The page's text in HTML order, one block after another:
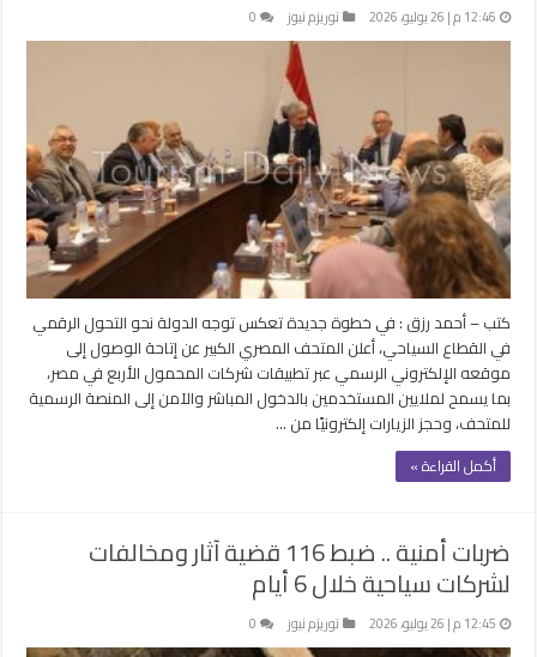
12:46 م | 26 يوليو، 2026 توريزم نيوز 0
كتب – أحمد رزق : في خطوة جديدة تعكس توجه الدولة نحو التحول الرقمي
في القطاع السياحي، أعلن المتحف المصري الكبير عن إتاحة الوصول إلى
موقعه الإلكتروني الرسمي عبر تطبيقات شركات المحمول الأربع في مصر،
بما يسمح لملايين المستخدمين بالدخول المباشر والآمن إلى المنصة الرسمية
للمتحف، وحجز الزيارات إلكترونيًا من …
أكمل القراءة »
ضربات أمنية .. ضبط 116 قضية آثار ومخالفات
لشركات سياحية خلال 6 أيام
12:45 م | 26 يوليو، 2026 توريزم نيوز 0